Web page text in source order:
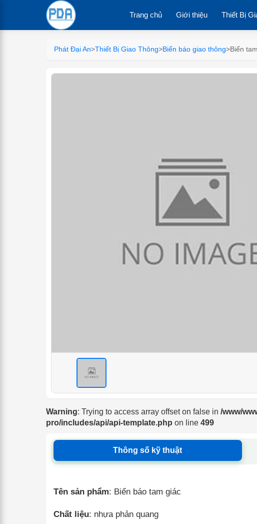
Trang chủ Giới thiệu Thiết Bị
Phát Đại An>Thiết Bị Giao Thông>Biển báo giao thông>Biển
<
Warning: Trying to access array offset on false in /www/
pro/includes/api/api-template.php on line 499
Thông số kỹ thuật
Tên sản phẩm: Biển báo tam giác
Chất liệu: nhựa phản quang